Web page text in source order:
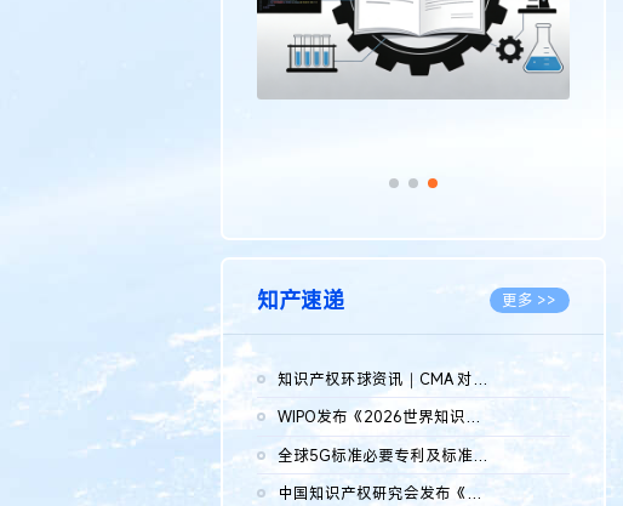
知产速递 更多 >>
知识产权环球资讯｜CMA 对微软发起调查；批量搬运二手平台数据构...
WIPO发布《2026世界知识产权报告》 含报告全文
2026.05.14
全球5G标准必要专利及标准提案研究报告（2026年）全文发布
2026.05.08
中国知识产权研究会发布《2025年度中国企业海外知识产权纠纷调查...